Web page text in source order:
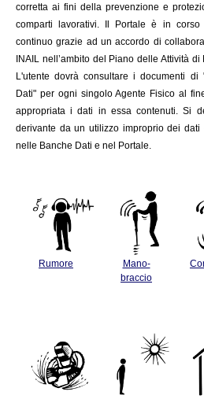
corretta ai fini della prevenzione e
comparti lavorativi. Il Portale è in
continuo grazie ad un accordo di
INAIL nell’ambito del Piano delle Attività di
L'utente dovrà consultare i documenti
Dati" per ogni singolo Agente Fisico al
appropriata i dati in essa contenuti. Si
derivante da un utilizzo improprio dei
nelle Banche Dati e nel Portale.
Rumore
Mano-
braccio